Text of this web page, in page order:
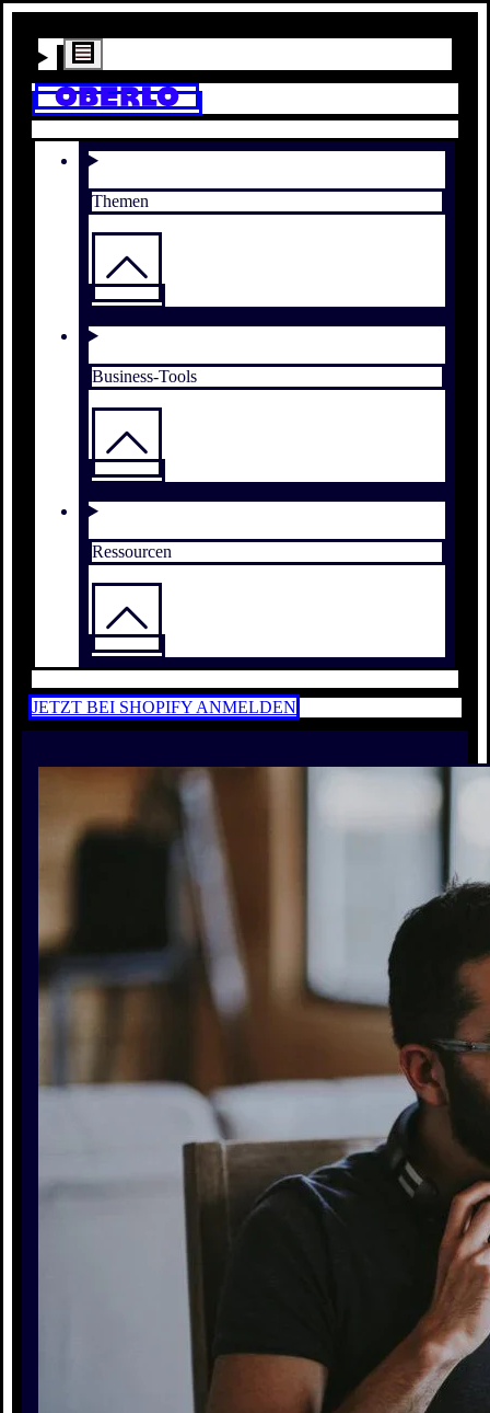
Themen
Business-Tools
Ressourcen
JETZT BEI SHOPIFY ANMELDEN